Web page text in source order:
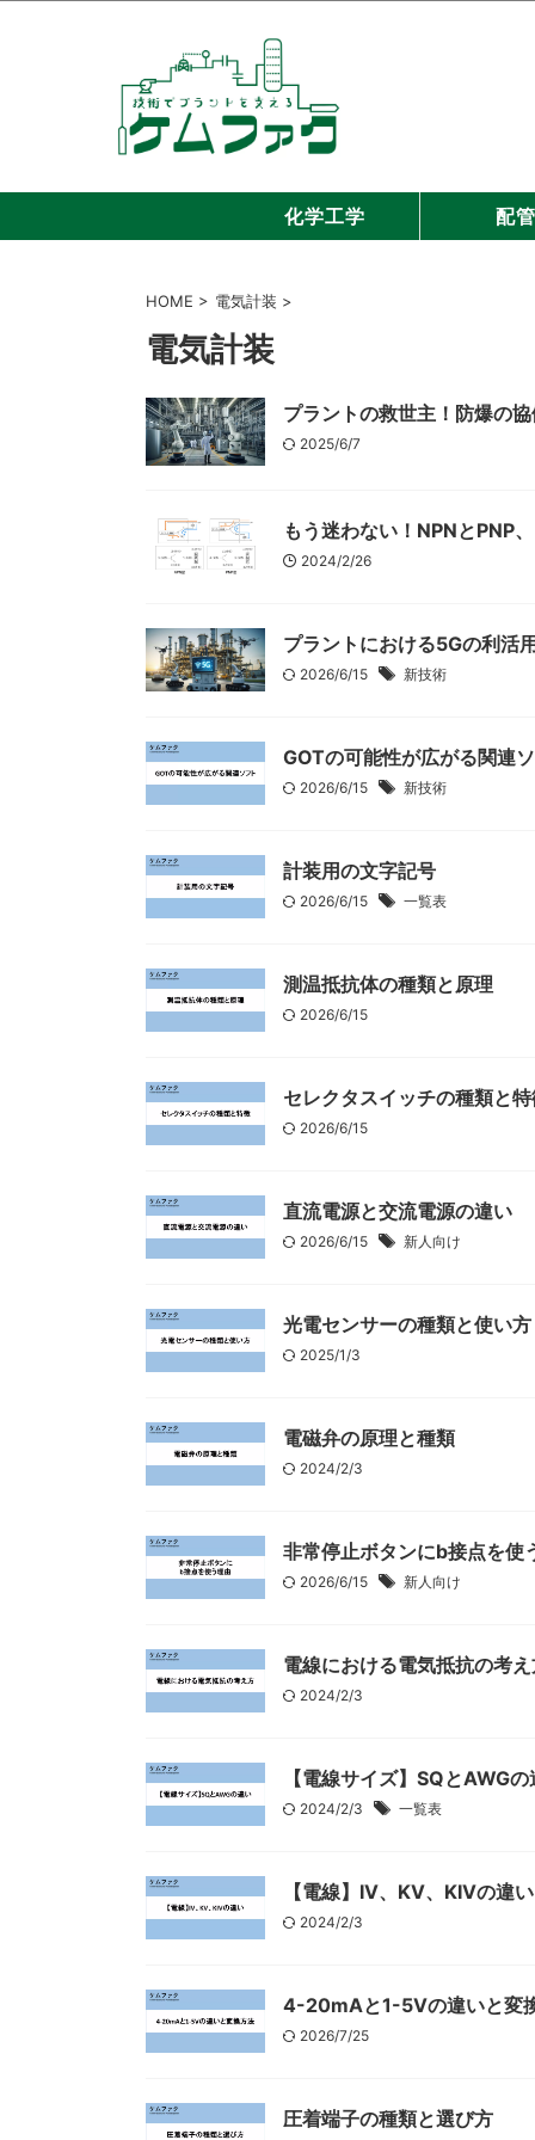
化学工学 配管
HOME > 電気計装 >
電気計装
プラントの救世主！防爆の
2025/6/7
もう迷わない！NPNとPNP
2024/2/26
プラントにおける5Gの利活用
2026/6/15 新技術
GOTの可能性が広がる関連
2026/6/15 新技術
計装用の文字記号
2026/6/15 一覧表
測温抵抗体の種類と原理
2026/6/15
セレクタスイッチの種類と
2026/6/15
直流電源と交流電源の違い
2026/6/15 新人向け
光電センサーの種類と使い方
2025/1/3
電磁弁の原理と種類
2024/2/3
非常停止ボタンにb接点を使
2026/6/15 新人向け
電線における電気抵抗の考
2024/2/3
【電線サイズ】SQとAWG
2024/2/3 一覧表
【電線】IV、KV、KIVの違い
2024/2/3
4-20mAと1-5Vの違いと変
2026/7/25
圧着端子の種類と選び方